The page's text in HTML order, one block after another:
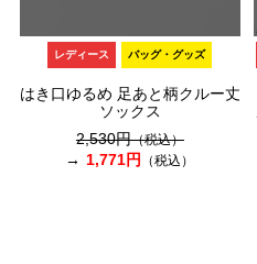
レディース バッグ・グッズ
はき口ゆるめ 足あと柄クルー丈
ソックス
2,530円（税込）
1,771円 （税込）